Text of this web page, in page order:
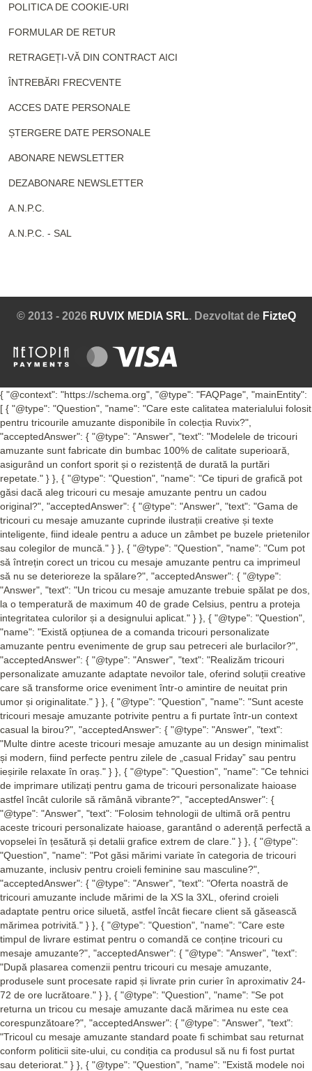
POLITICA DE COOKIE-URI
FORMULAR DE RETUR
RETRAGEȚI-VĂ DIN CONTRACT AICI
ÎNTREBĂRI FRECVENTE
ACCES DATE PERSONALE
ȘTERGERE DATE PERSONALE
ABONARE NEWSLETTER
DEZABONARE NEWSLETTER
A.N.P.C.
A.N.P.C. - SAL
© 2013 - 2026 RUVIX MEDIA SRL. Dezvoltat de FizteQ
{ "@context": "https://schema.org", "@type": "FAQPage", "mainEntity":
[ { "@type": "Question", "name": "Care este calitatea materialului folosit
pentru tricourile amuzante disponibile în colecția Ruvix?",
"acceptedAnswer": { "@type": "Answer", "text": "Modelele de tricouri
amuzante sunt fabricate din bumbac 100% de calitate superioară,
asigurând un confort sporit și o rezistență de durată la purtări
repetate." } }, { "@type": "Question", "name": "Ce tipuri de grafică pot
găsi dacă aleg tricouri cu mesaje amuzante pentru un cadou
original?", "acceptedAnswer": { "@type": "Answer", "text": "Gama de
tricouri cu mesaje amuzante cuprinde ilustrații creative și texte
inteligente, fiind ideale pentru a aduce un zâmbet pe buzele prietenilor
sau colegilor de muncă." } }, { "@type": "Question", "name": "Cum pot
să întrețin corect un tricou cu mesaje amuzante pentru ca imprimeul
să nu se deterioreze la spălare?", "acceptedAnswer": { "@type":
"Answer", "text": "Un tricou cu mesaje amuzante trebuie spălat pe dos,
la o temperatură de maximum 40 de grade Celsius, pentru a proteja
integritatea culorilor și a designului aplicat." } }, { "@type": "Question",
"name": "Există opțiunea de a comanda tricouri personalizate
amuzante pentru evenimente de grup sau petreceri ale burlacilor?",
"acceptedAnswer": { "@type": "Answer", "text": "Realizăm tricouri
personalizate amuzante adaptate nevoilor tale, oferind soluții creative
care să transforme orice eveniment într-o amintire de neuitat prin
umor și originalitate." } }, { "@type": "Question", "name": "Sunt aceste
tricouri mesaje amuzante potrivite pentru a fi purtate într-un context
casual la birou?", "acceptedAnswer": { "@type": "Answer", "text":
"Multe dintre aceste tricouri mesaje amuzante au un design minimalist
și modern, fiind perfecte pentru zilele de „casual Friday” sau pentru
ieșirile relaxate în oraș." } }, { "@type": "Question", "name": "Ce tehnici
de imprimare utilizați pentru gama de tricouri personalizate haioase
astfel încât culorile să rămână vibrante?", "acceptedAnswer": {
"@type": "Answer", "text": "Folosim tehnologii de ultimă oră pentru
aceste tricouri personalizate haioase, garantând o aderență perfectă a
vopselei în țesătură și detalii grafice extrem de clare." } }, { "@type":
"Question", "name": "Pot găsi mărimi variate în categoria de tricouri
amuzante, inclusiv pentru croieli feminine sau masculine?",
"acceptedAnswer": { "@type": "Answer", "text": "Oferta noastră de
tricouri amuzante include mărimi de la XS la 3XL, oferind croieli
adaptate pentru orice siluetă, astfel încât fiecare client să găsească
mărimea potrivită." } }, { "@type": "Question", "name": "Care este
timpul de livrare estimat pentru o comandă ce conține tricouri cu
mesaje amuzante?", "acceptedAnswer": { "@type": "Answer", "text":
"După plasarea comenzii pentru tricouri cu mesaje amuzante,
produsele sunt procesate rapid și livrate prin curier în aproximativ 24-
72 de ore lucrătoare." } }, { "@type": "Question", "name": "Se pot
returna un tricou cu mesaje amuzante dacă mărimea nu este cea
corespunzătoare?", "acceptedAnswer": { "@type": "Answer", "text":
"Tricoul cu mesaje amuzante standard poate fi schimbat sau returnat
conform politicii site-ului, cu condiția ca produsul să nu fi fost purtat
sau deteriorat." } }, { "@type": "Question", "name": "Există modele noi